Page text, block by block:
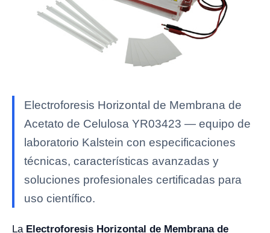
Electroforesis Horizontal de Membrana de
Acetato de Celulosa YR03423 — equipo de
laboratorio Kalstein con especificaciones
técnicas, características avanzadas y
soluciones profesionales certificadas para
uso científico.
La Electroforesis Horizontal de Membrana de